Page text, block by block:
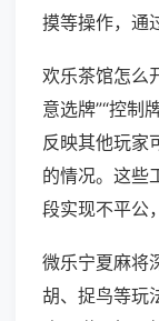
摸等操作，通
欢乐茶馆怎么
意选牌”“控制
反映其他玩家
的情况。这些
段实现不平公
微乐宁夏麻将
胡、捉鸟等玩